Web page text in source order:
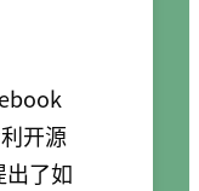
开源
了如